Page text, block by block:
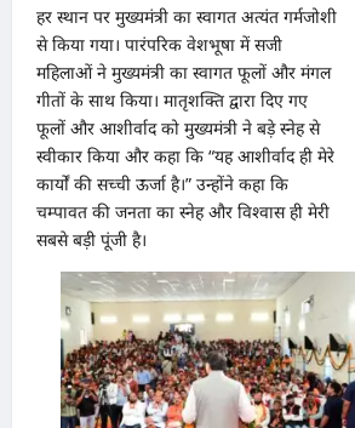
हर स्थान पर मुख्यमंत्री का स्वागत अत्यंत गर्मजोशी
से किया गया। पारंपरिक वेशभूषा में सजी
महिलाओं ने मुख्यमंत्री का स्वागत फूलों और मंगल
गीतों के साथ किया। मातृशक्ति द्वारा दिए गए
फूलों और आशीर्वाद को मुख्यमंत्री ने बड़े स्नेह से
स्वीकार किया और कहा कि “यह आशीर्वाद ही मेरे
कार्यों की सच्ची ऊर्जा है।” उन्होंने कहा कि
चम्पावत की जनता का स्नेह और विश्वास ही मेरी
सबसे बड़ी पूंजी है।